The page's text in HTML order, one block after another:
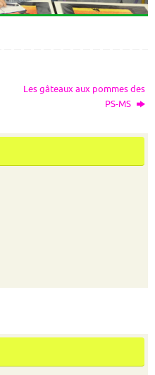
Les gâteaux aux pommes des
PS-MS